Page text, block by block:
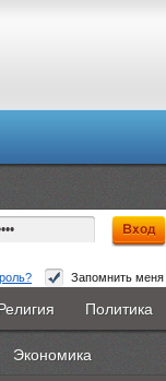
Запомнить меня
ВестиNet
Политика
Экономика
вопросы
телефону